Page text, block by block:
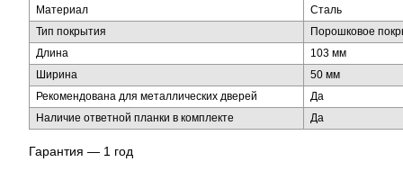
Материал
Сталь
Тип покрытия
Порошковое
Длина
103 мм
Ширина
50 мм
Рекомендована для металлических дверей
Да
Наличие ответной планки в комплекте
Да
Гарантия — 1 год